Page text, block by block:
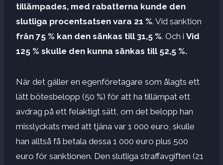
tillämpades, med rabatterna kunde den
slutliga procentsatsen vara 21 %. Vid sanktion
från 75 % kan den sänkas till 31,5 %. Och i Vid
125 % skulle den kunna sänkas till 52,5 %.
När det gäller en egenföretagare som ålagts ett
lätt bötesbelopp (50 %) för att ha tillämpat ett
avdrag på ett felaktigt sätt, om det belopp han
misslyckats med att tjäna var 1 000 euro, skulle
han alltså få betala dessa 1 000 euro plus 500
euro för sanktionen. Den slutliga straffavgiften (21